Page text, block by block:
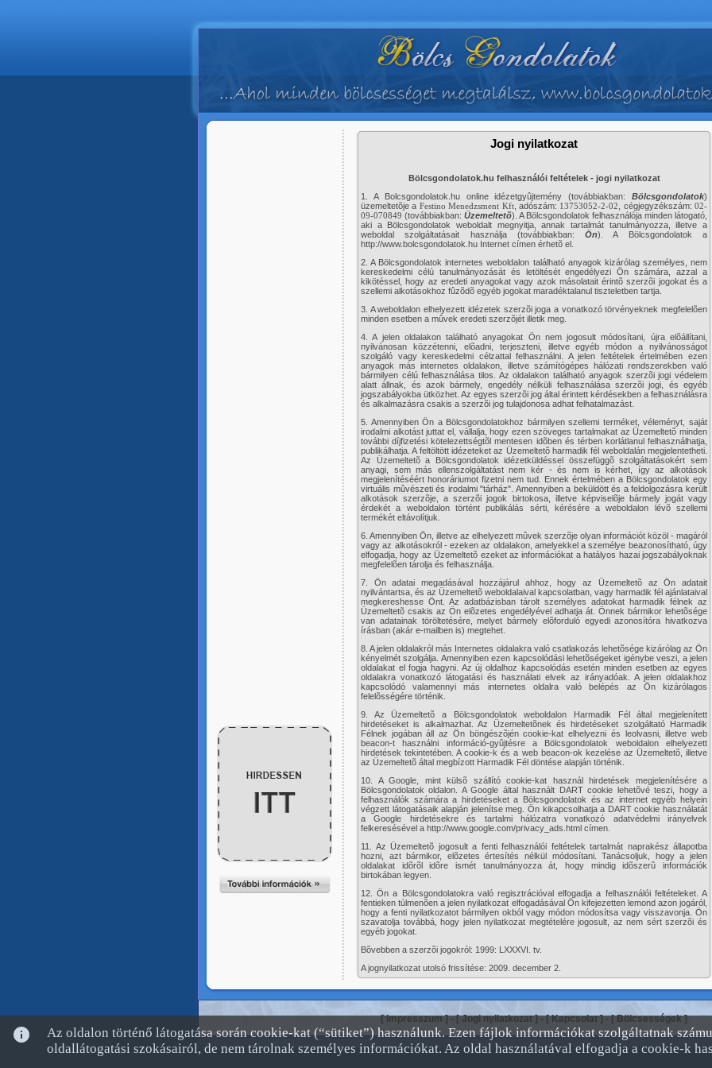
Jogi nyilatkozat
Bölcsgondolatok.hu felhasználói feltételek - jogi nyilatkozat
1. A Bolcsgondolatok.hu online idézetgyûjtemény (továbbiakban: Bölcsgondolatok)
üzemeltetõje a Festino Menedzsment Kft, adószám: 13753052-2-02 , cégjegyzékszám: 02-
09-070849 (továbbiakban: Üzemeltetõ). A Bölcsgondolatok felhasználója minden látogató,
aki a Bölcsgondolatok weboldalt megnyitja, annak tartalmát tanulmányozza, illetve a
weboldal szolgáltatásait használja (továbbiakban:Ön). A Bölcsgondolatok a
http://www.bolcsgondolatok.hu Internet címen érhetõ el.
2. A Bölcsgondolatok internetes weboldalon található anyagok kizárólag személyes, nem
kereskedelmi célú tanulmányozását és letöltését engedélyezi Ön számára, azzal a
kikötéssel, hogy az eredeti anyagokat vagy azok másolatait érintõ szerzõi jogokat és a
szellemi alkotásokhoz fûzõdõ egyéb jogokat maradéktalanul tiszteletben tartja.
3. A weboldalon elhelyezett idézetek szerzõi joga a vonatkozó törvényeknek megfelelõen
minden esetben a mûvek eredeti szerzõjét illetik meg.
4. A jelen oldalakon található anyagokat Ön nem jogosult módosítani, újra elõállítani,
nyilvánosan közzétenni, elõadni, terjeszteni, illetve egyéb módon a nyilvánosságot
szolgáló vagy kereskedelmi célzattal felhasználni. A jelen feltételek értelmében ezen
anyagok más internetes oldalakon, illetve számítógépes hálózati rendszerekben való
bármilyen célú felhasználása tilos. Az oldalakon található anyagok szerzõi jogi védelem
alatt állnak, és azok bármely, engedély nélküli felhasználása szerzõi jogi, és egyéb
jogszabályokba ütközhet. Az egyes szerzõi jog által érintett kérdésekben a felhasználásra
és alkalmazásra csakis a szerzõi jog tulajdonosa adhat felhatalmazást.
5. Amennyiben Ön a Bölcsgondolatokhoz bármilyen szellemi terméket, véleményt, saját
irodalmi alkotást juttat el, vállalja, hogy ezen szöveges tartalmakat az Üzemeltetõ minden
további díjfizetési kötelezettségtõl mentesen idõben és térben korlátlanul felhasználhatja,
publikálhatja. A feltöltött idézeteket az Üzemeltetõ harmadik fél weboldalán megjelentetheti.
Az Üzemeltetõ a Bölcsgondolatok idézetküldéssel összefüggõ szolgáltatásokért sem
anyagi, sem más ellenszolgáltatást nem kér - és nem is kérhet, így az alkotások
megjelenítéséért honoráriumot fizetni nem tud. Ennek értelmében a Bölcsgondolatok egy
virtuális mûvészeti és irodalmi "tárház". Amennyiben a beküldött és a feldolgozásra került
alkotások szerzõje, a szerzõi jogok birtokosa, illetve képviselõje bármely jogát vagy
érdekét a weboldalon történt publikálás sérti, kérésére a weboldalon lévõ szellemi
termékét eltávolítjuk.
6. Amennyiben Ön, illetve az elhelyezett mûvek szerzõje olyan információt közöl - magáról
vagy az alkotásokról - ezeken az oldalakon, amelyekkel a személye beazonosítható, úgy
elfogadja, hogy az Üzemeltetõ ezeket az információkat a hatályos hazai jogszabályoknak
megfelelõen tárolja és felhasználja.
7. Ön adatai megadásával hozzájárul ahhoz, hogy az Üzemeltetõ az Ön adatait
nyilvántartsa, és az Üzemeltetõ weboldalaival kapcsolatban, vagy harmadik fél ajánlataival
megkereshesse Önt. Az adatbázisban tárolt személyes adatokat harmadik félnek az
Üzemeltetõ csakis az Ön elõzetes engedélyével adhatja át. Önnek bármikor lehetõsége
van adatainak töröltetésére, melyet bármely elõforduló egyedi azonosítóra hivatkozva
írásban (akár e-mailben is) megtehet.
8. A jelen oldalakról más Internetes oldalakra való csatlakozás lehetõsége kizárólag az Ön
kényelmét szolgálja. Amennyiben ezen kapcsolódási lehetõségeket igénybe veszi, a jelen
oldalakat el fogja hagyni. Az új oldalhoz kapcsolódás esetén minden esetben az egyes
oldalakra vonatkozó látogatási és használati elvek az irányadóak. A jelen oldalakhoz
kapcsolódó valamennyi más internetes oldalra való belépés az Ön kizárólagos
felelõsségére történik.
9. Az Üzemeltetõ a Bölcsgondolatok weboldalon Harmadik Fél által megjelenített
hirdetéseket is alkalmazhat. Az Üzemeltetõnek és hirdetéseket szolgáltató Harmadik
Félnek jogában áll az Ön böngészõjén cookie-kat elhelyezni és leolvasni, illetve web
beacon-t használni információ-gyûjtésre a Bölcsgondolatok weboldalon elhelyezett
hirdetések tekintetében. A cookie-k és a web beacon-ok kezelése az Üzemeltetõ, illetve
az Üzemeltetõ által megbízott Harmadik Fél döntése alapján történik.
10. A Google, mint külsõ szállító cookie-kat használ hirdetések megjelenítésére a
Bölcsgondolatok oldalon. A Google által használt DART cookie lehetõvé teszi, hogy a
felhasználók számára a hirdetéseket a Bölcsgondolatok és az internet egyéb helyein
végzett látogatásaik alapján jelenítse meg. Ön kikapcsolhatja a DART cookie használatát
a Google hirdetésekre és tartalmi hálózatra vonatkozó adatvédelmi irányelvek
felkeresésével a http://www.google.com/privacy_ads.html címen.
11. Az Üzemeltetõ jogosult a fenti felhasználói feltételek tartalmát naprakész állapotba
hozni, azt bármikor, elõzetes értesítés nélkül módosítani. Tanácsoljuk, hogy a jelen
oldalakat idõrõl idõre ismét tanulmányozza át, hogy mindig idõszerû információk
birtokában legyen.
12. Ön a Bölcsgondolatokra való regisztrációval elfogadja a felhasználói feltételeket. A
fentieken túlmenõen a jelen nyilatkozat elfogadásával Ön kifejezetten lemond azon jogáról,
hogy a fenti nyilatkozatot bármilyen okból vagy módon módosítsa vagy visszavonja. Ön
szavatolja továbbá, hogy jelen nyilatkozat megtételére jogosult, az nem sért szerzõi és
egyéb jogokat.
Bõvebben a szerzõi jogokról: 1999: LXXXVI. tv.
A jognyilatkozat utolsó frissítése: 2009. december 2.
[Impresszum] - [Jogi nyilatkozat] - [Kapcsolat] - [Bölcsességek]
info
Az oldalon történő látogatása során cookie-kat (“sütiket”) használunk. Ezen fájlok információkat szolgáltatnak
oldallátogatási szokásairól, de nem tárolnak személyes információkat. Az oldal használatával elfogadja a cookie-k